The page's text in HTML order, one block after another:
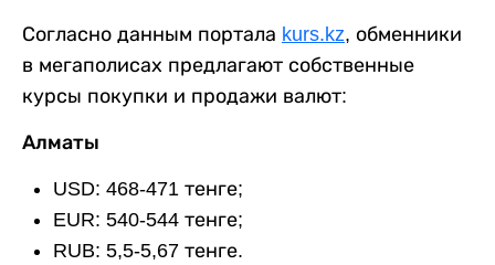
Согласно данным портала kurs.kz, обменники
в мегаполисах предлагают собственные
курсы покупки и продажи валют:
Алматы
USD: 468-471 тенге;
EUR: 540-544 тенге;
RUB: 5,5-5,67 тенге.